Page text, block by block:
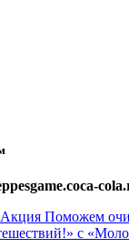
Поможем
с